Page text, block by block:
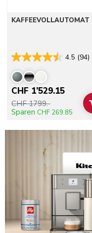
KAFFEEVOLLAUTOMAT
4.5 (94)
CHF 1’529.15
CHF 1799.-
Sparen CHF 269.85